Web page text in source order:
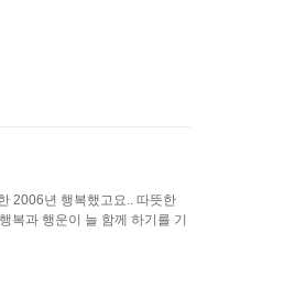
2006년 행복했고요.. 따뜻한
복과 행운이 늘 함께 하기를 기